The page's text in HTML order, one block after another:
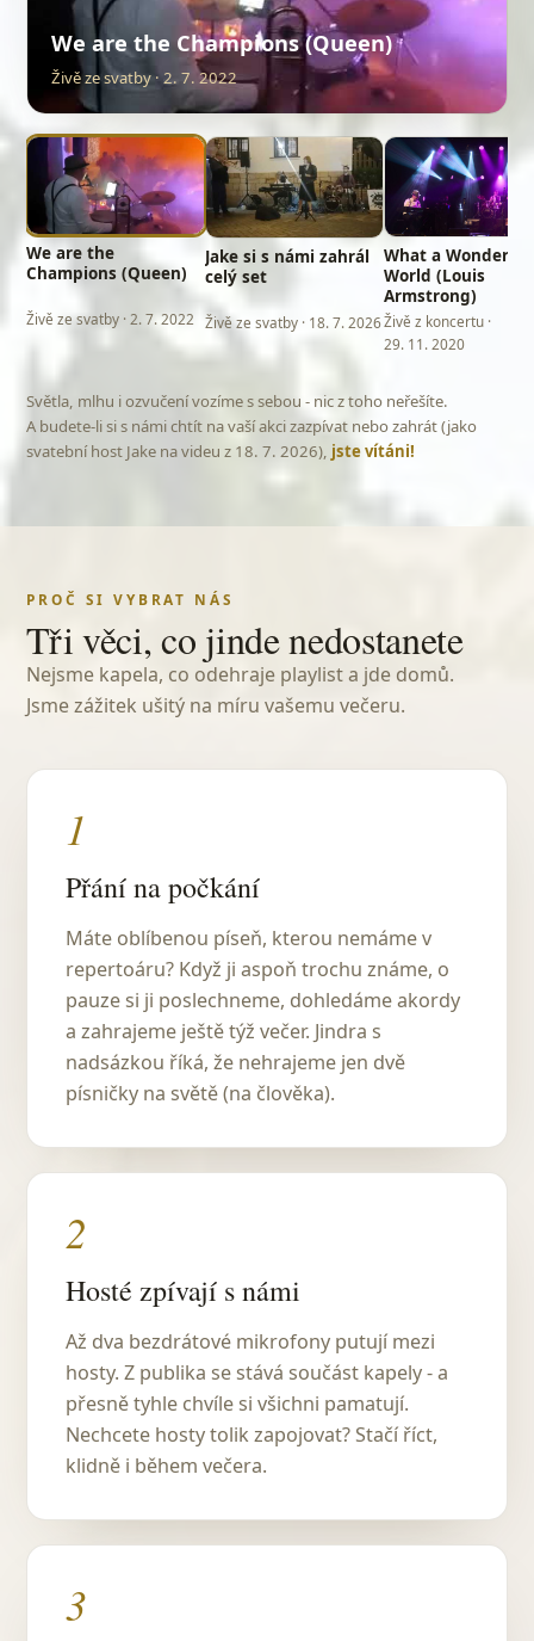
We are the Champions (Queen)
Živě ze svatby · 2. 7. 2022
We are the
Champions (Queen)
Živě ze svatby · 2. 7. 2022
Jake si s námi zahrál
celý set
Živě ze svatby · 18. 7. 2026
What a Wonderful
World (Louis
Armstrong)
Živě z koncertu ·
29. 11. 2020
Světla, mlhu i ozvučení vozíme s sebou - nic z toho neřešíte.
A budete-li si s námi chtít na vaší akci zazpívat nebo zahrát (jako
svatební host Jake na videu z 18. 7. 2026), jste vítáni!
PROČ SI VYBRAT NÁS
Tři věci, co jinde nedostanete
Nejsme kapela, co odehraje playlist a jde domů.
Jsme zážitek ušitý na míru vašemu večeru.
1
Přání na počkání
Máte oblíbenou píseň, kterou nemáme v
repertoáru? Když ji aspoň trochu známe, o
pauze si ji poslechneme, dohledáme akordy
a zahrajeme ještě týž večer. Jindra s
nadsázkou říká, že nehrajeme jen dvě
písničky na světě (na člověka).
2
Hosté zpívají s námi
Až dva bezdrátové mikrofony putují mezi
hosty. Z publika se stává součást kapely - a
přesně tyhle chvíle si všichni pamatují.
Nechcete hosty tolik zapojovat? Stačí říct,
klidně i během večera.
3